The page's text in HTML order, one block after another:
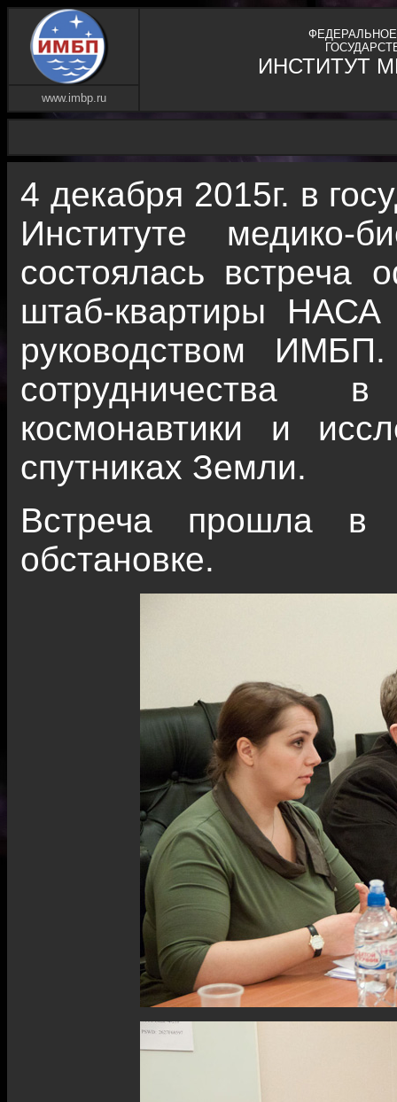
ИНСТИТУТ
www.imbp.ru
4 декабря 2015г. в
Институте медико-
состоялась встреча
штаб-квартиры
руководством
сотрудничества
космонавтики и
спутниках Земли.
Встреча прошла в
обстановке.